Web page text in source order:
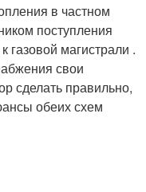
в частном
поступления
газовой магистрали .
свои
сделать правильно,
обеих схем